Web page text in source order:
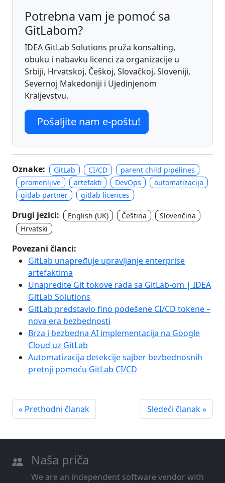
Potrebna vam je pomoć sa
GitLabom?
IDEA GitLab Solutions pruža konsalting,
obuku i nabavku licenci za organizacije u
Srbiji, Hrvatskoj, Češkoj, Slovačkoj, Sloveniji,
Severnoj Makedoniji i Ujedinjenom
Kraljevstvu.
Pošaljite nam e-poštu!
Oznake: GitLab CI/CD
parent child pipelines
promenljive
artefakti DevOps
automatizacija
gitlab partner
gitlab licences
Drugi jezici: English (UK) Čeština
Slovenčina
Hrvatski
Povezani članci:
GitLab unapređuje upravljanje enterprise
artefaktima
Unapredite Git tokove rada sa GitLab-om | IDEA
GitLab Solutions
GitLab predstavio fino podešene CI/CD tokene –
nova era bezbednosti
Brza i bezbedna AI implementacija na Google
Cloud uz GitLab
Automatizacija detekcije sajber bezbednosnih
pretnji pomoću GitLab CI/CD
« Prethodni članak Sledeći članak »
Naša priča
We are an independent software vendor with